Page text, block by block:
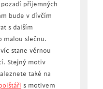
příjemných
bude v dívčím
s dalším
malou slečnu.
stane věrnou
Stejný motiv
také na
s motivem